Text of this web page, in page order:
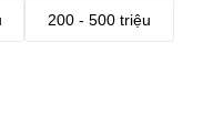
200 - 500 triệu